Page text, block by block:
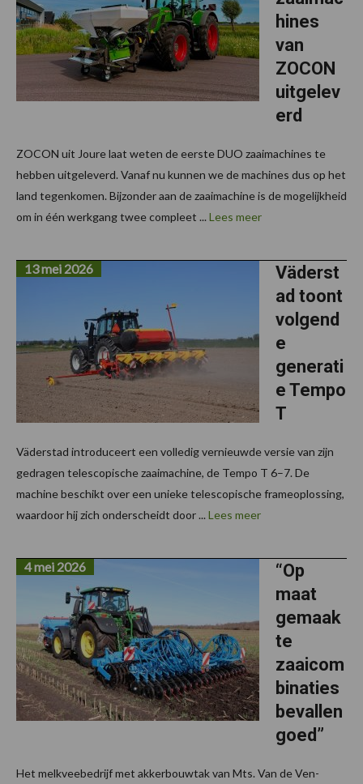
hines
van
ZOCON
uitgelev
erd
ZOCON uit Joure laat weten de eerste DUO zaaimachines te
hebben uitgeleverd. Vanaf nu kunnen we de machines dus op het
land tegenkomen. Bijzonder aan de zaaimachine is de mogelijkheid
om in één werkgang twee compleet ... Lees meer
Väderst
ad toont
volgend
e
generati
e Tempo
T
13 mei 2026
Väderstad introduceert een volledig vernieuwde versie van zijn
gedragen telescopische zaaimachine, de Tempo T 6–7. De
machine beschikt over een unieke telescopische frameoplossing,
waardoor hij zich onderscheidt door ... Lees meer
“Op
maat
gemaak
te
zaaicom
binaties
bevallen
goed”
4 mei 2026
Het melkveebedrijf met akkerbouwtak van Mts. Van de Ven-